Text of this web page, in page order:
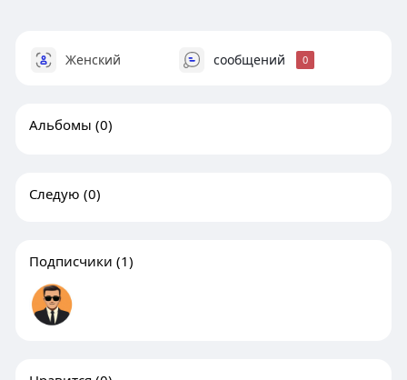
Женский сообщений 0
Альбомы (0)
Следую (0)
Подписчики (1)